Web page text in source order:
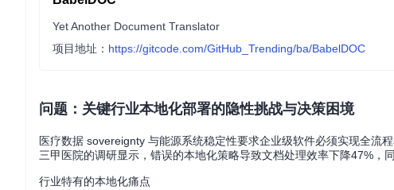
Yet Another Document Translator
项目地址： https://gitcode.com/GitHub_Trending/ba/BabelDOC
问题：关键行业本地化部署的隐性挑战与决策困境
医疗数据 sovereignty 与能源系统稳定性要求企业级软件必须实现全流
三甲医院的调研显示，错误的本地化策略导致文档处理效率下降47%，
行业特有的本地化痛点